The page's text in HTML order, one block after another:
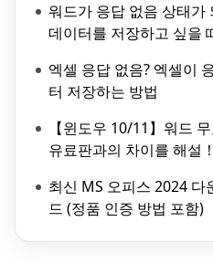
워드가 응답 없음 상태가
데이터를 저장하고 싶을
엑셀 응답 없음? 엑셀이
터 저장하는 방법
【윈도우 10/11】워드
유료판과의 차이를 해설！
최신 MS 오피스 2024 다
드 (정품 인증 방법 포함)